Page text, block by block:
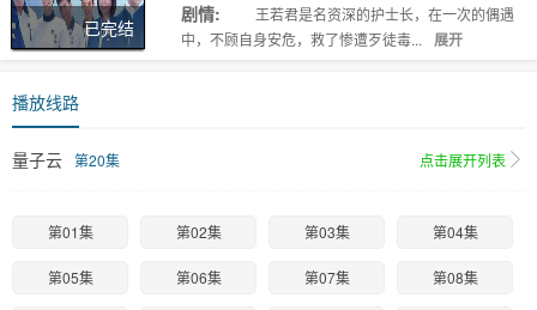
已完结
剧情:
王若君是名资深的护士长，在一次的偶遇
中，不顾自身安危，救了惨遭歹徒毒...
展开
播放线路
量子云 第20集 点击展开列表
第01集 第02集 第03集 第04集
第05集 第06集 第07集 第08集